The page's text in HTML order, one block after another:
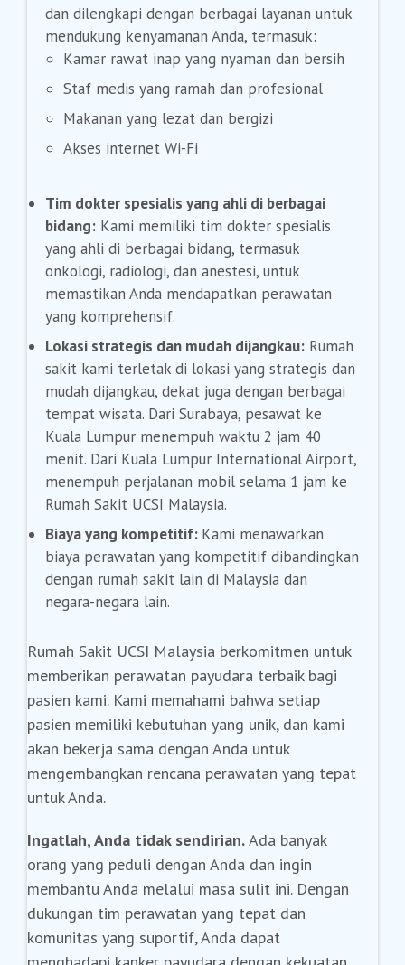
dan dilengkapi dengan berbagai layanan untuk
mendukung kenyamanan Anda, termasuk:
Kamar rawat inap yang nyaman dan bersih
Staf medis yang ramah dan profesional
Makanan yang lezat dan bergizi
Akses internet Wi-Fi
Tim dokter spesialis yang ahli di berbagai
bidang: Kami memiliki tim dokter spesialis
yang ahli di berbagai bidang, termasuk
onkologi, radiologi, dan anestesi, untuk
memastikan Anda mendapatkan perawatan
yang komprehensif.
Lokasi strategis dan mudah dijangkau: Rumah
sakit kami terletak di lokasi yang strategis dan
mudah dijangkau, dekat juga dengan berbagai
tempat wisata. Dari Surabaya, pesawat ke
Kuala Lumpur menempuh waktu 2 jam 40
menit. Dari Kuala Lumpur International Airport,
menempuh perjalanan mobil selama 1 jam ke
Rumah Sakit UCSI Malaysia.
Biaya yang kompetitif: Kami menawarkan
biaya perawatan yang kompetitif dibandingkan
dengan rumah sakit lain di Malaysia dan
negara-negara lain.
Rumah Sakit UCSI Malaysia berkomitmen untuk
memberikan perawatan payudara terbaik bagi
pasien kami. Kami memahami bahwa setiap
pasien memiliki kebutuhan yang unik, dan kami
akan bekerja sama dengan Anda untuk
mengembangkan rencana perawatan yang tepat
untuk Anda.
Ingatlah, Anda tidak sendirian.Ada banyak
orang yang peduli dengan Anda dan ingin
membantu Anda melalui masa sulit ini. Dengan
dukungan tim perawatan yang tepat dan
komunitas yang suportif, Anda dapat